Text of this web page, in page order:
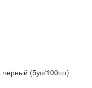
черный (5уп/100шт)